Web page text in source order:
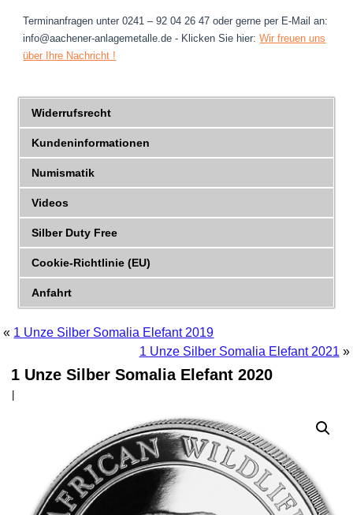
Terminanfragen unter 0241 – 92 04 26 47 oder gerne per E-Mail an:
info@aachener-anlagemetalle.de - Klicken Sie hier:Wir freuen uns
über Ihre Nachricht !
Widerrufsrecht
Kundeninformationen
Numismatik
Videos
Silber Duty Free
Cookie-Richtlinie (EU)
Anfahrt
« 1 Unze Silber Somalia Elefant 2019
1 Unze Silber Somalia Elefant 2021 »
1 Unze Silber Somalia Elefant 2020